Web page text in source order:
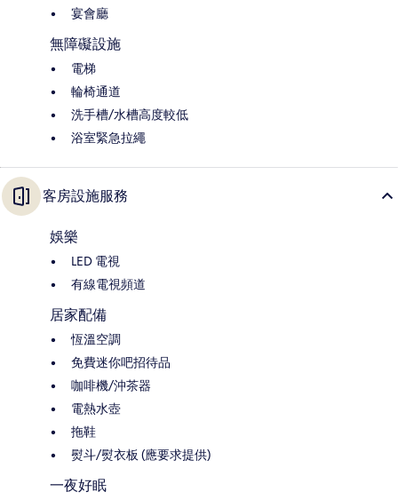
宴會廳
無障礙設施
電梯
輪椅通道
洗手槽/水槽高度較低
浴室緊急拉繩
客房設施服務
娛樂
LED 電視
有線電視頻道
居家配備
恆溫空調
免費迷你吧招待品
咖啡機/沖茶器
電熱水壺
拖鞋
熨斗/熨衣板 (應要求提供)
一夜好眠